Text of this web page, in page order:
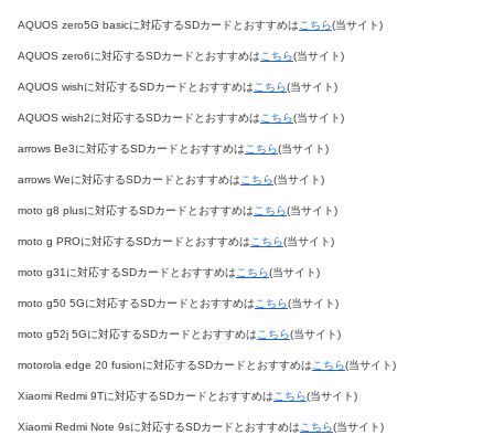
AQUOS zero5G basicに対応するSDカードとおすすめはこちら(当サイト)
AQUOS zero6に対応するSDカードとおすすめはこちら(当サイト)
AQUOS wishに対応するSDカードとおすすめはこちら(当サイト)
AQUOS wish2に対応するSDカードとおすすめはこちら(当サイト)
arrows Be3に対応するSDカードとおすすめはこちら(当サイト)
arrows Weに対応するSDカードとおすすめはこちら(当サイト)
moto g8 plusに対応するSDカードとおすすめはこちら(当サイト)
moto g PROに対応するSDカードとおすすめはこちら(当サイト)
moto g31に対応するSDカードとおすすめはこちら(当サイト)
moto g50 5Gに対応するSDカードとおすすめはこちら(当サイト)
moto g52j 5Gに対応するSDカードとおすすめはこちら(当サイト)
motorola edge 20 fusionに対応するSDカードとおすすめはこちら(当サイト)
Xiaomi Redmi 9Tに対応するSDカードとおすすめはこちら(当サイト)
Xiaomi Redmi Note 9sに対応するSDカードとおすすめはこちら(当サイト)